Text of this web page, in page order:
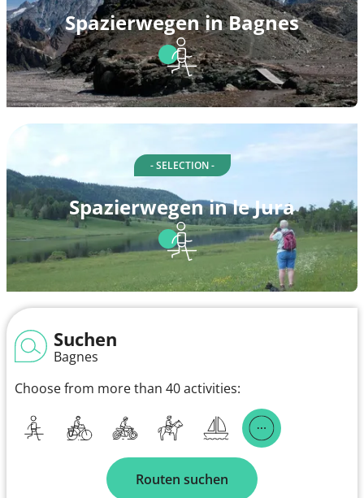
Spazierwegen in Bagnes
- SELECTION -
Spazierwegen in le Jura
Suchen
Bagnes
Choose from more than 40 activities:
Routen suchen